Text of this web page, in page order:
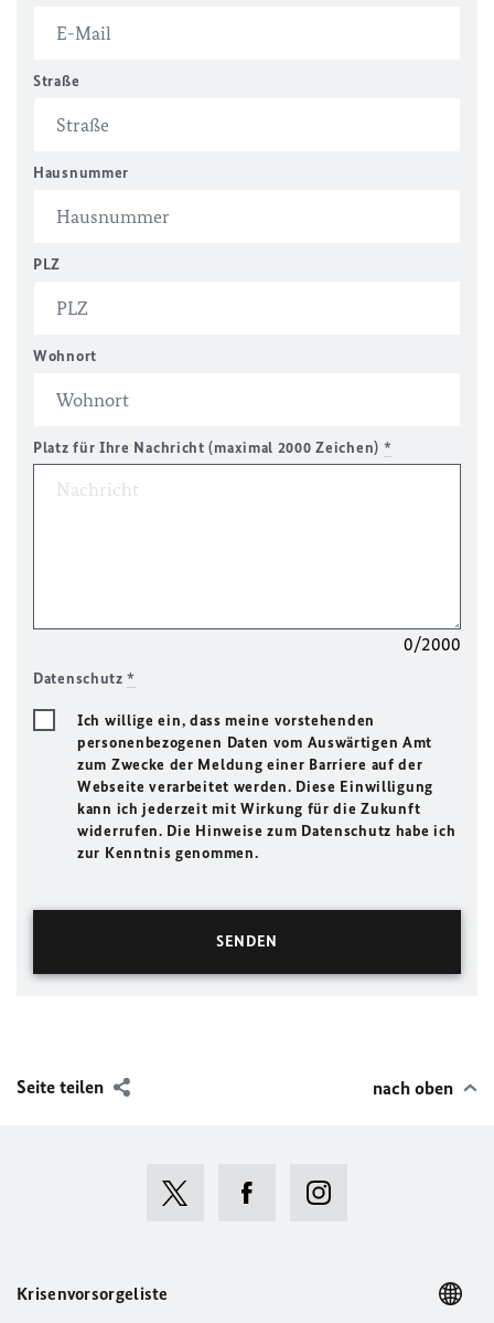
Straße
Hausnummer
PLZ
Wohnort
Platz für Ihre Nachricht (maximal 2000 Zeichen) *
0/2000
Datenschutz*
Ich willige ein, dass meine vorstehenden
personenbezogenen Daten vom Auswärtigen Amt
zum Zwecke der Meldung einer Barriere auf der
Webseite verarbeitet werden. Diese Einwilligung
kann ich jederzeit mit Wirkung für die Zukunft
widerrufen. Die Hinweise zum Datenschutz habe ich
zur Kenntnis genommen.
Seite teilen nach oben
Krisenvorsorgeliste